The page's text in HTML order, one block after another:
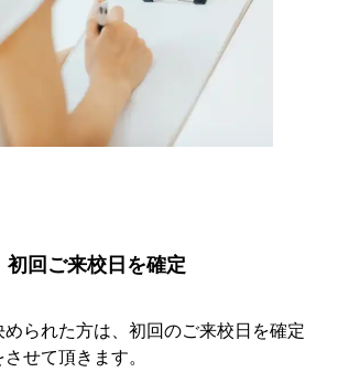
初回ご来校日を確定
られた方は、初回のご来校日を確定
せて頂きます。